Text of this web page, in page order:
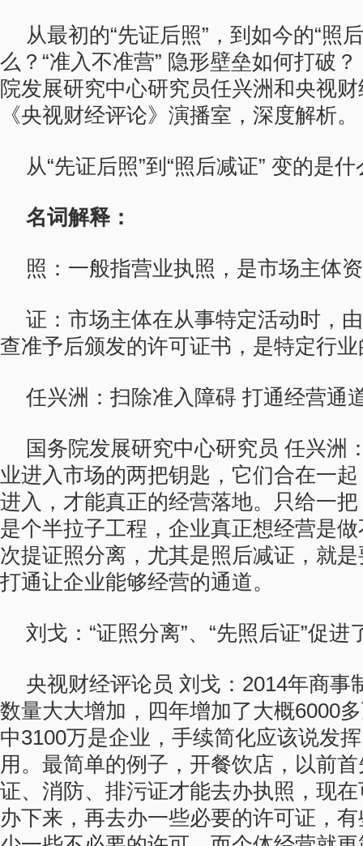
从最初的“先证后照”，到如今的“照
么？“准入不准营” 隐形壁垒如何打破
院发展研究中心研究员任兴洲和央视
《央视财经评论》演播室，深度解析。
从“先证后照”到“照后减证” 变的是什
名词解释：
照：一般指营业执照，是市场主体
证：市场主体在从事特定活动时，
查准予后颁发的许可证书，是特定行
任兴洲：扫除准入障碍 打通经营通
国务院发展研究中心研究员 任兴洲
业进入市场的两把钥匙，它们合在一
进入，才能真正的经营落地。只给一
是个半拉子工程，企业真正想经营是
次提证照分离，尤其是照后减证，就
打通让企业能够经营的通道。
刘戈：“证照分离”、“先照后证”促
央视财经评论员 刘戈：2014年商事
数量大大增加，四年增加了大概6000
中3100万是企业，手续简化应该说发
用。最简单的例子，开餐饮店，以前
证、消防、排污证才能去办执照，现
办下来，再去办一些必要的许可证，